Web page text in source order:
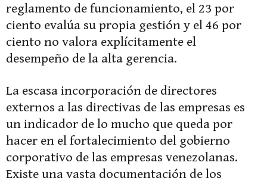
reglamento de funcionamiento, el 23 por
ciento evalúa su propia gestión y el 46 por
ciento no valora explícitamente el
desempeño de la alta gerencia.
La escasa incorporación de directores
externos a las directivas de las empresas es
un indicador de lo mucho que queda por
hacer en el fortalecimiento del gobierno
corporativo de las empresas venezolanas.
Existe una vasta documentación de los